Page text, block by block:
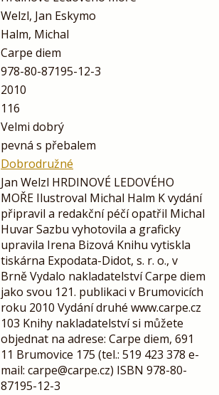
Welzl, Jan Eskymo
Halm, Michal
Carpe diem
978-80-87195-12-3
2010
116
Velmi dobrý
pevná s přebalem
Dobrodružné
Jan Welzl HRDINOVÉ LEDOVÉHO
MOŘE Ilustroval Michal Halm K vydání
připravil a redakční péčí opatřil Michal
Huvar Sazbu vyhotovila a graficky
upravila Irena Bizová Knihu vytiskla
tiskárna Expodata-Didot, s. r. o., v
Brně Vydalo nakladatelství Carpe diem
jako svou 121. publikaci v Brumovicích
roku 2010 Vydání druhé www.carpe.cz
103 Knihy nakladatelství si můžete
objednat na adrese: Carpe diem, 691
11 Brumovice 175 (tel.: 519 423 378 e-
mail: carpe@carpe.cz) ISBN 978-80-
87195-12-3